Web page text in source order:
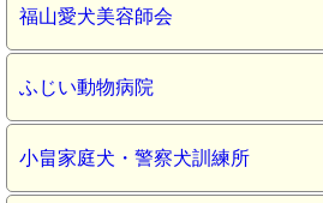
福山愛犬美容師会
ふじい動物病院
小畠家庭犬・警察犬訓練所